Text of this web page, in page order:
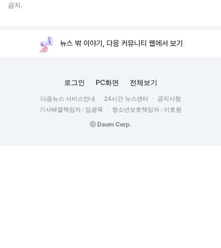
금지.
뉴스 밖 이야기, 다음 커뮤니티 웹에서 보기
로그인 PC화면 전체보기
다음뉴스 서비스안내 24시간 뉴스센터
공지사항
기사배열책임자 : 임광욱
청소년보호책임자 : 이호원
ⓒ Daum Corp.